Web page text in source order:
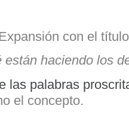
con el título
están haciendo los
las palabras
el concepto.